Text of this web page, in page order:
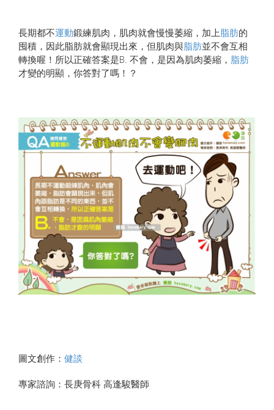
長期都不運動鍛練肌肉，肌肉就會慢慢萎縮，加上脂肪的
囤積，因此脂肪就會顯現出來，但肌肉與脂肪並不會互相
轉換喔！所以正確答案是B. 不會，是因為肌肉萎縮， 脂肪
才變的明顯，你答對了嗎！？
圖文創作： 健談
專家諮詢：長庚骨科 高逢駿醫師